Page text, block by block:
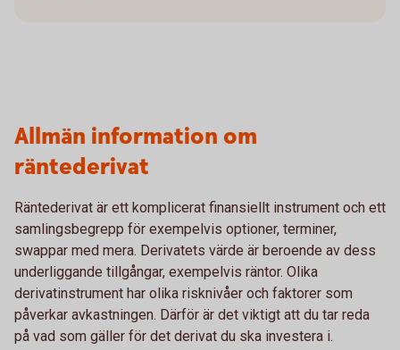
Allmän information om
räntederivat
Räntederivat är ett komplicerat finansiellt instrument och ett
samlingsbegrepp för exempelvis optioner, terminer,
swappar med mera. Derivatets värde är beroende av dess
underliggande tillgångar, exempelvis räntor. Olika
derivatinstrument har olika risknivåer och faktorer som
påverkar avkastningen. Därför är det viktigt att du tar reda
på vad som gäller för det derivat du ska investera i.